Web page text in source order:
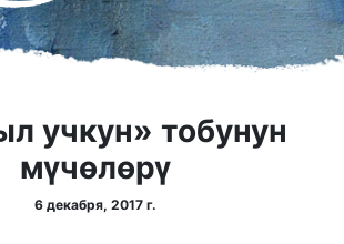
учкун» тобунун
мүчөлөрү
6 декабря, 2017 г.